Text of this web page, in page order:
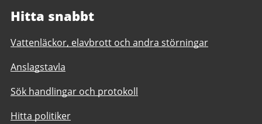
Hitta snabbt
Vattenläckor, elavbrott och andra störningar
Anslagstavla
Sök handlingar och protokoll
Hitta politiker